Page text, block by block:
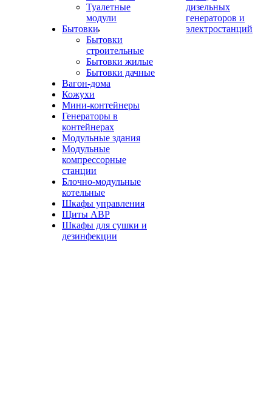
Туалетные
модули
Бытовки
Бытовки
строительные
Бытовки жилые
Бытовки дачные
Вагон-дома
Кожухи
Мини-контейнеры
Генераторы в
контейнерах
Модульные здания
Модульные
компрессорные
станции
Блочно-модульные
котельные
Шкафы управления
Щиты АВР
Шкафы для сушки и
дезинфекции
дизельных
генераторов и
электростанций